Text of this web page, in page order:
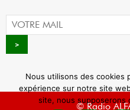
© Radio
Nous utilisons des cookies
expérience sur notre site
site, nous supposerons